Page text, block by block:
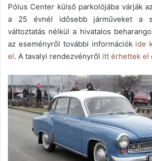
Pólus Center külső parkolójába várják
a 25 évnél idősebb járműveket a
változtatás nélkül a hivatalos
az eseményről további információk ide
el. A tavalyi rendezvényről itt érhettek el